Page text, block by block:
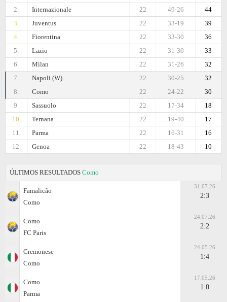
2.
Internazionale 44
49-26
22
3.
Juventus 39
33-19
22
4.
Fiorentina 36
33-30
22
5.
Lazio 33
31-30
22
6.
Milan 32
31-26
22
7.
Napoli (W) 32
30-25
22
8.
Como 30
24-22
22
9.
Sassuolo 18
17-34
22
10.
Ternana 17
19-40
22
11.
Parma 16
16-31
22
12.
Genoa 10
18-43
22
ÚLTIMOS RESULTADOS Como
Famalicão
Como
31.07.26
2:3
Como
FC Paris
24.07.26
2:2
Cremonese
Como
24.05.26
1:4
Como
Parma
17.05.26
1:0